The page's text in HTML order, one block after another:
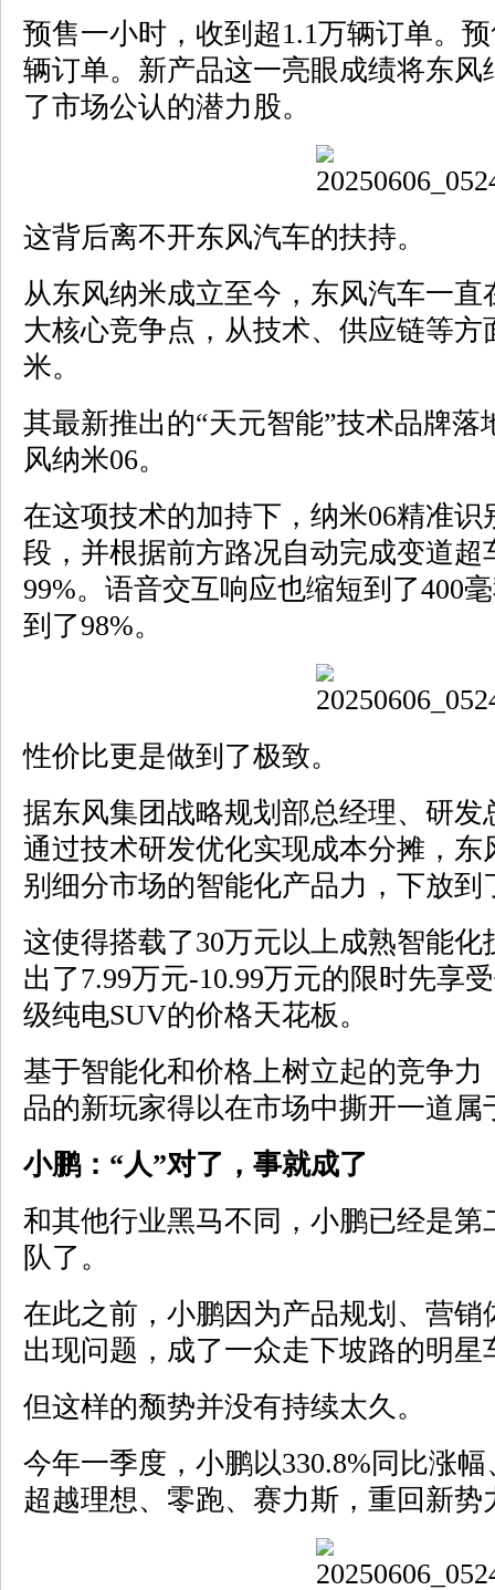
预售一小时，收到超1.1万辆订单。
辆订单。新产品这一亮眼成绩将东
了市场公认的潜力股。
这背后离不开东风汽车的扶持。
从东风纳米成立至今，东风汽车一
大核心竞争点，从技术、供应链等
米。
其最新推出的“天元智能”技术品牌
风纳米06。
在这项技术的加持下，纳米06精准
段，并根据前方路况自动完成变道超
99%。语音交互响应也缩短到了400
到了98%。
性价比更是做到了极致。
据东风集团战略规划部总经理、研
通过技术研发优化实现成本分摊，
别细分市场的智能化产品力，下放到
这使得搭载了30万元以上成熟智能化
出了7.99万元-10.99万元的限时先享
级纯电SUV的价格天花板。
基于智能化和价格上树立起的竞争
品的新玩家得以在市场中撕开一道属
小鹏：“人”对了，事就成了
和其他行业黑马不同，小鹏已经是
队了。
在此之前，小鹏因为产品规划、营
出现问题，成了一众走下坡路的明星
但这样的颓势并没有持续太久。
今年一季度，小鹏以330.8%同比涨
超越理想、零跑、赛力斯，重回新势